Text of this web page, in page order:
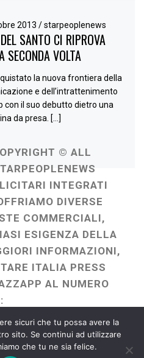
2013/ starpeoplenews
SANTO CI RIPROVA
SECONDA VOLTA
la nuova frontiera della
e dell’intrattenimento
con il suo debutto dietro una
da presa. […]
© ALL
INTEGRATI
DIVERSE
COMMERCIALI,
ESIGENZA DELLA
INFORMAZIONI,
ITALIA PRESS
AL NUMERO
GENTILE
sicuri che tu possa avere la
sito. Se continui ad utilizzare
che tu ne sia felice.